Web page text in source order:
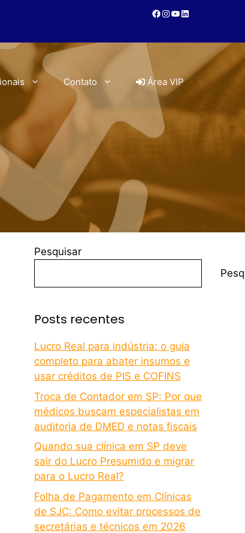
Contato Área VIP
Pesquisar
Posts recentes
Lucro Real para indústria: o guia
completo para abater insumos e
usar créditos de PIS e COFINS
Troca de Contador em SP: Por que
médicos buscam especialistas em
auditoria de DMED e notas fiscais
Quando sua clínica em SP deve
sair do Lucro Presumido e migrar
para o Lucro Real?
Folha de Pagamento em Clínicas
de SJC: Como evitar processos de
secretárias e técnicos em 2026